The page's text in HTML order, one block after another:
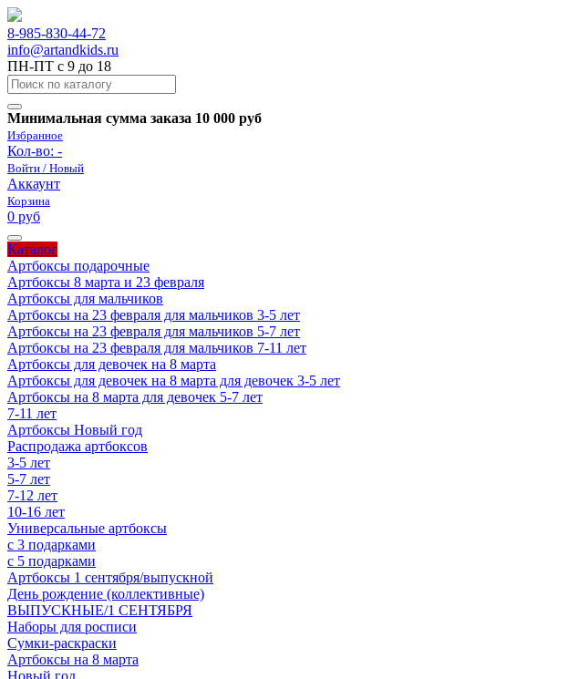
8-985-830-44-72
info@artandkids.ru
ПН-ПТ с 9 до 18
Минимальная сумма заказа 10 000 руб
Избранное
Кол-во: -
Войти / Новый
Аккаунт
Корзина
0 руб
Каталог
Артбоксы подарочные
Артбоксы 8 марта и 23 февраля
Артбоксы для мальчиков
Артбоксы на 23 февраля для мальчиков 3-5 лет
Артбоксы на 23 февраля для мальчиков 5-7 лет
Артбоксы на 23 февраля для мальчиков 7-11 лет
Артбоксы для девочек на 8 марта
Артбоксы для девочек на 8 марта для девочек 3-5 лет
Артбоксы на 8 марта для девочек 5-7 лет
7-11 лет
Артбоксы Новый год
Распродажа артбоксов
3-5 лет
5-7 лет
7-12 лет
10-16 лет
Универсальные артбоксы
с 3 подарками
с 5 подарками
Артбоксы 1 сентября/выпускной
День рождение (коллективные)
ВЫПУСКНЫЕ/1 СЕНТЯБРЯ
Наборы для росписи
Сумки-раскраски
Артбоксы на 8 марта
Новый год